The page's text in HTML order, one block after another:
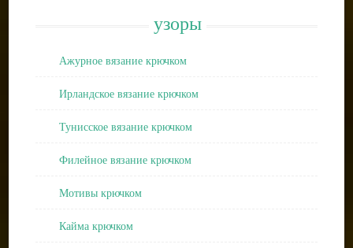
узоры
Ажурное вязание крючком
Ирландское вязание крючком
Тунисское вязание крючком
Филейное вязание крючком
Мотивы крючком
Кайма крючком